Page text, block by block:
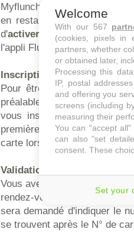
Myflunch.fr n'existant plus).
en restaurant. La précieuse
d'activer la carte fidélité
l'appli Flunch.
Inscription à la carte de
Pour être récompensé de
préalable, sélectionnez
vous inscrire, vous
première surprise. Pensez
carte lors de chaque visite
Validation de la carte
Vous avez reçu une
rendez-vous sur MyFlunch.fr
sera demandé d'indiquer le
se trouvent après le N° de
Welcome
With our 567
(cookies, pixels in
partners, whether
or obtained later,
Processing this
IP, postal
and offering you
screens (including
measuring their
You can "accept
can also "set
consent. These
Set your